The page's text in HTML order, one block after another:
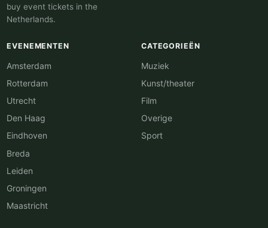
buy event tickets in the
Netherlands.
EVENEMENTEN
Amsterdam
Rotterdam
Utrecht
Den Haag
Eindhoven
Breda
Leiden
Groningen
Maastricht
CATEGORIEËN
Muziek
Kunst/theater
Film
Overige
Sport